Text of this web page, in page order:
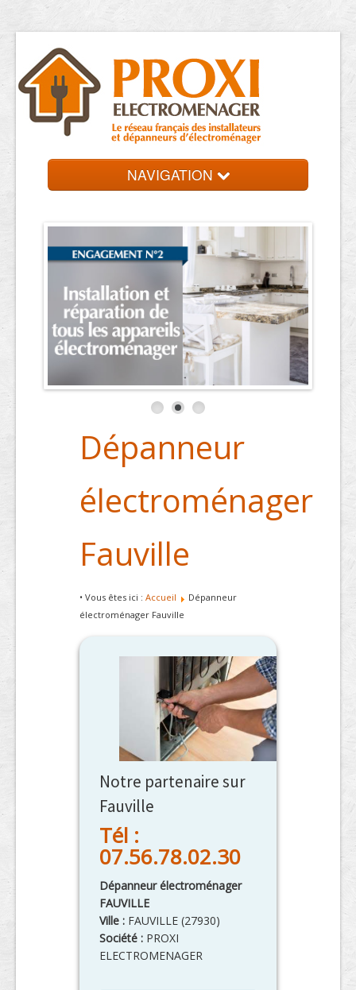
NAVIGATION
Dépanneur
électroménager
Fauville
• Vous êtes ici : Accueil
Dépanneur
électroménager Fauville
Notre partenaire sur
Fauville
Tél :
07.56.78.02.30
Dépanneur électroménager
FAUVILLE
Ville : FAUVILLE (27930)
Société : PROXI
ELECTROMENAGER